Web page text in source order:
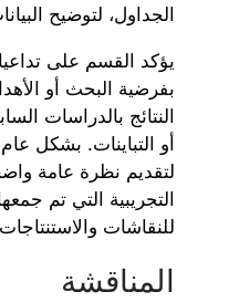
الجداول، لتوضيح
يؤكد القسم على
بفرضية البحث أو
النتائج بالدراسات
أو التباينات. بشكل
لتقديم نظرة عامة
التجريبية التي تم
للنقاشات
المناقشة